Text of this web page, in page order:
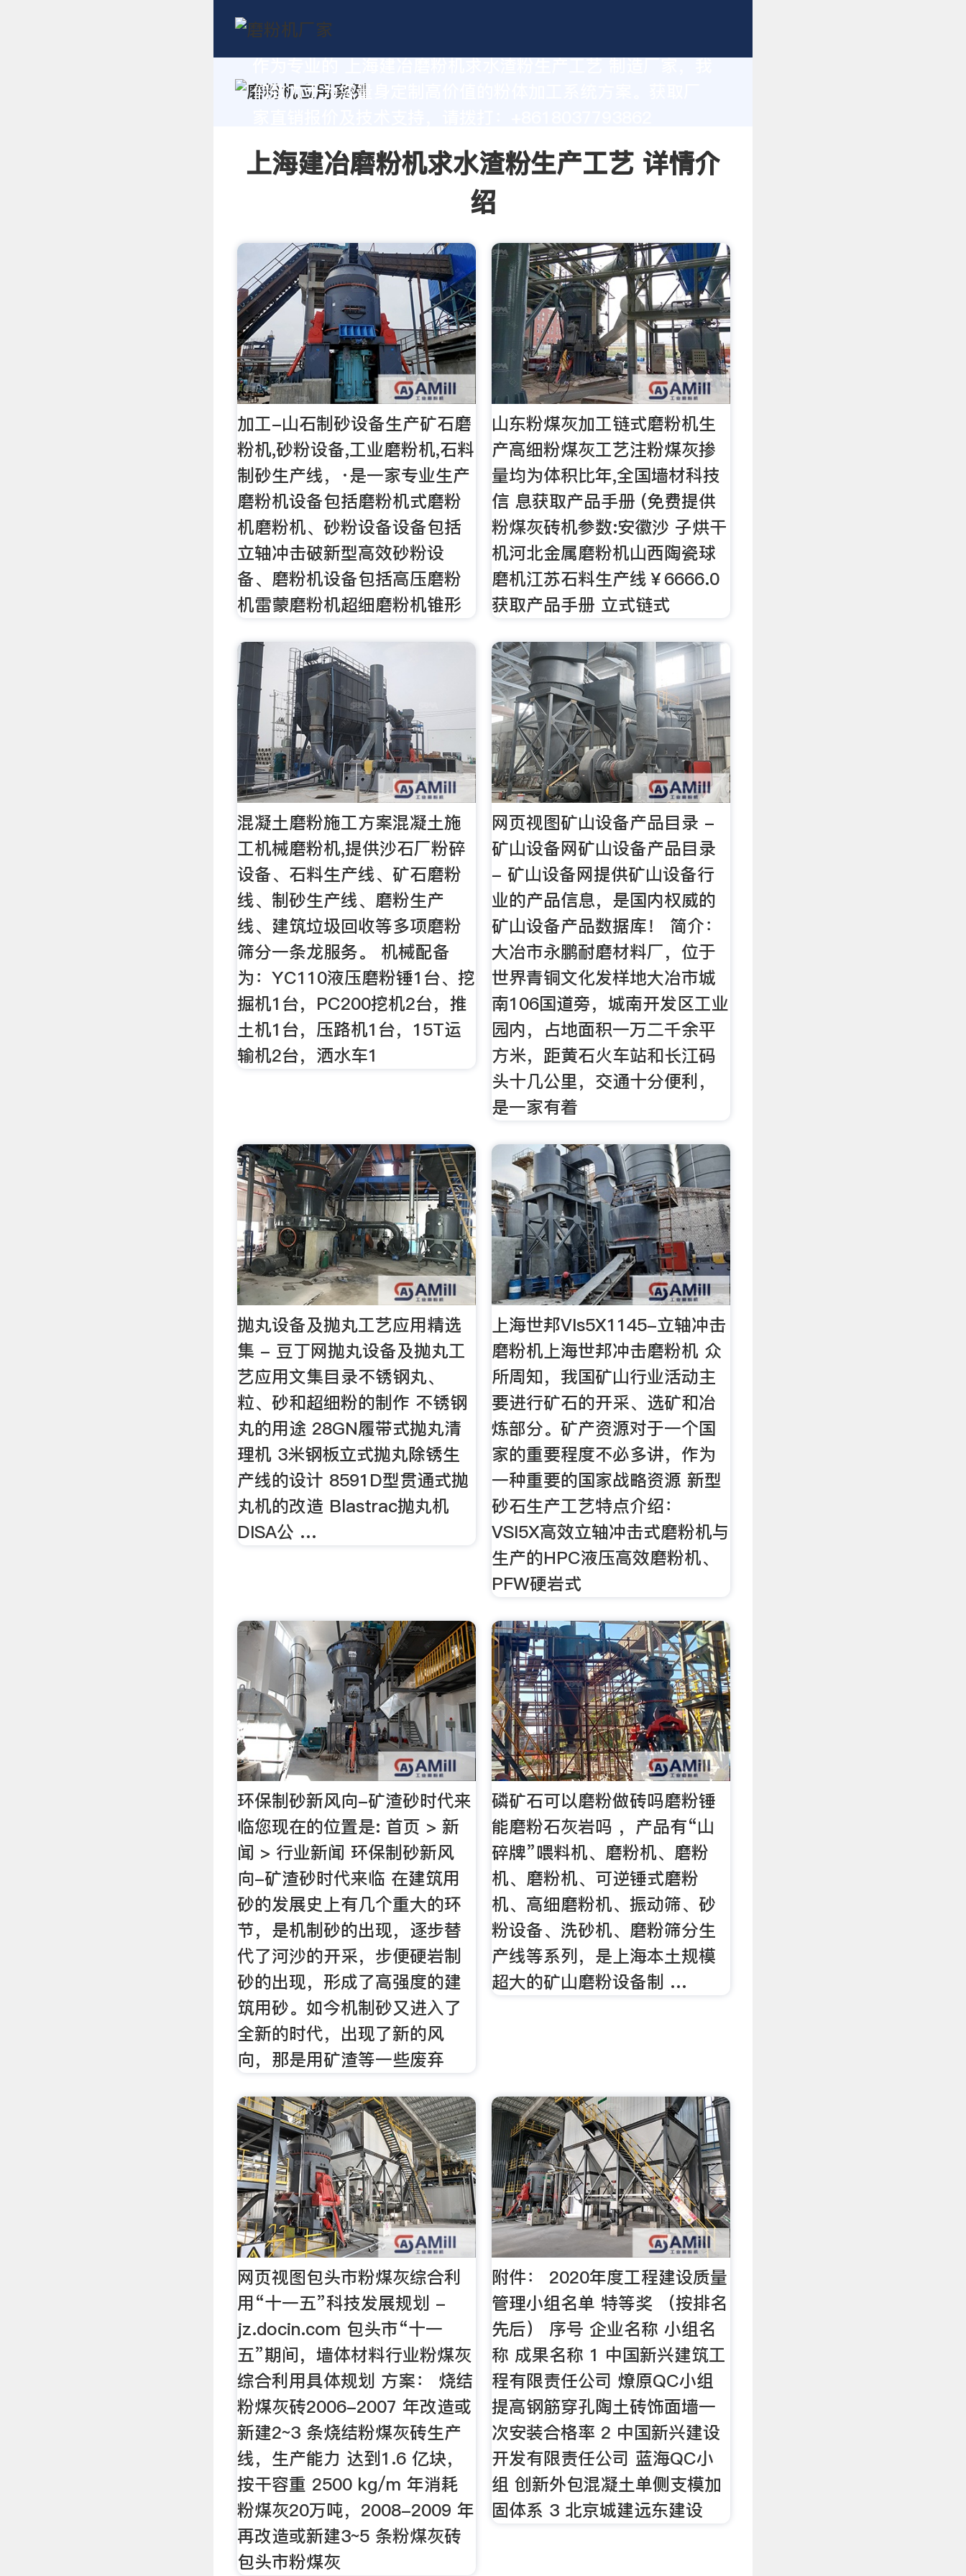
们致力于为您量身定制高价值的粉体加工系统方案。获取厂
上海建冶磨粉机求水渣粉生产工艺 详情介
绍
加工-山石制砂设备生产矿石磨
粉机,砂粉设备,工业磨粉机,石料
制砂生产线，·是一家专业生产
磨粉机设备包括磨粉机式磨粉
机磨粉机、砂粉设备设备包括
立轴冲击破新型高效砂粉设
备、磨粉机设备包括高压磨粉
机雷蒙磨粉机超细磨粉机锥形
山东粉煤灰加工链式磨粉机生
产高细粉煤灰工艺注粉煤灰掺
量均为体积比年,全国墙材科技
信 息获取产品手册 (免费提供
粉煤灰砖机参数:安徽沙 子烘干
机河北金属磨粉机山西陶瓷球
磨机江苏石料生产线￥6666.0
获取产品手册 立式链式
混凝土磨粉施工方案混凝土施
工机械磨粉机,提供沙石厂粉碎
设备、石料生产线、矿石磨粉
线、制砂生产线、磨粉生产
线、建筑垃圾回收等多项磨粉
筛分一条龙服务。 机械配备
为：YC110液压磨粉锤1台、挖
掘机1台，PC200挖机2台，推
土机1台，压路机1台，15T运
输机2台，洒水车1
网页视图矿山设备产品目录 -
矿山设备网矿山设备产品目录
- 矿山设备网提供矿山设备行
业的产品信息，是国内权威的
矿山设备产品数据库！ 简介：
大冶市永鹏耐磨材料厂，位于
世界青铜文化发样地大冶市城
南106国道旁，城南开发区工业
园内，占地面积一万二千余平
方米，距黄石火车站和长江码
头十几公里，交通十分便利，
是一家有着
抛丸设备及抛丸工艺应用精选
集 - 豆丁网抛丸设备及抛丸工
艺应用文集目录不锈钢丸、
粒、砂和超细粉的制作 不锈钢
丸的用途 28GN履带式抛丸清
理机 3米钢板立式抛丸除锈生
产线的设计 8591D型贯通式抛
丸机的改造 Blastrac抛丸机
DISA公 …
上海世邦VIs5X1145-立轴冲击
磨粉机上海世邦冲击磨粉机 众
所周知，我国矿山行业活动主
要进行矿石的开采、选矿和冶
炼部分。矿产资源对于一个国
家的重要程度不必多讲，作为
一种重要的国家战略资源 新型
砂石生产工艺特点介绍：
VSI5X高效立轴冲击式磨粉机与
生产的HPC液压高效磨粉机、
PFW硬岩式
环保制砂新风向-矿渣砂时代来
临您现在的位置是: 首页 > 新
闻 > 行业新闻 环保制砂新风
向-矿渣砂时代来临 在建筑用
砂的发展史上有几个重大的环
节，是机制砂的出现，逐步替
代了河沙的开采，步便硬岩制
砂的出现，形成了高强度的建
筑用砂。如今机制砂又进入了
全新的时代，出现了新的风
向，那是用矿渣等一些废弃
磷矿石可以磨粉做砖吗磨粉锤
能磨粉石灰岩吗 ，产品有“山
碎牌”喂料机、磨粉机、磨粉
机、磨粉机、可逆锤式磨粉
机、高细磨粉机、振动筛、砂
粉设备、洗砂机、磨粉筛分生
产线等系列，是上海本土规模
超大的矿山磨粉设备制 …
网页视图包头市粉煤灰综合利
用“十一五”科技发展规划 -
jz.docin.com 包头市“十一
五”期间，墙体材料行业粉煤灰
综合利用具体规划 方案： 烧结
粉煤灰砖2006-2007 年改造或
新建2~3 条烧结粉煤灰砖生产
线，生产能力 达到1.6 亿块，
按干容重 2500 kg/m 年消耗
粉煤灰20万吨，2008-2009 年
再改造或新建3~5 条粉煤灰砖
包头市粉煤灰
附件： 2020年度工程建设质量
管理小组名单 特等奖 （按排名
先后） 序号 企业名称 小组名
称 成果名称 1 中国新兴建筑工
程有限责任公司 燎原QC小组
提高钢筋穿孔陶土砖饰面墙一
次安装合格率 2 中国新兴建设
开发有限责任公司 蓝海QC小
组 创新外包混凝土单侧支模加
固体系 3 北京城建远东建设